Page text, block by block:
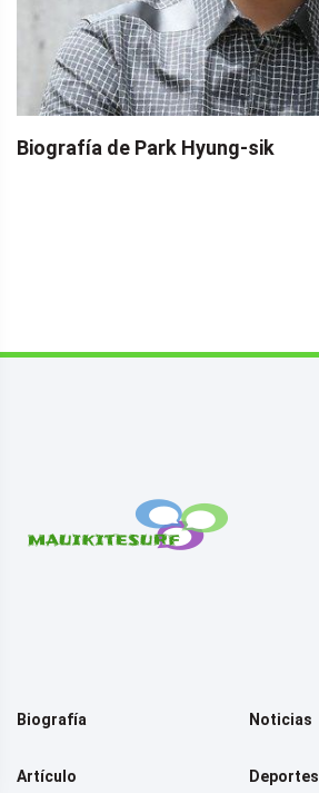
Biografía de Park Hyung-sik
Biografía Noticias
Artículo Deportes